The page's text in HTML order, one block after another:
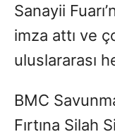
Sanayii
imza attı ve
uluslararası
BMC
Fırtına Silah